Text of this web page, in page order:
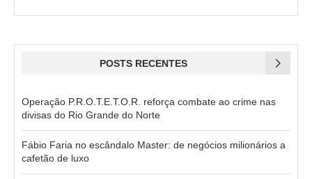
POSTS RECENTES
Operação P.R.O.T.E.T.O.R. reforça combate ao crime nas
divisas do Rio Grande do Norte
Fábio Faria no escândalo Master: de negócios milionários a
cafetão de luxo